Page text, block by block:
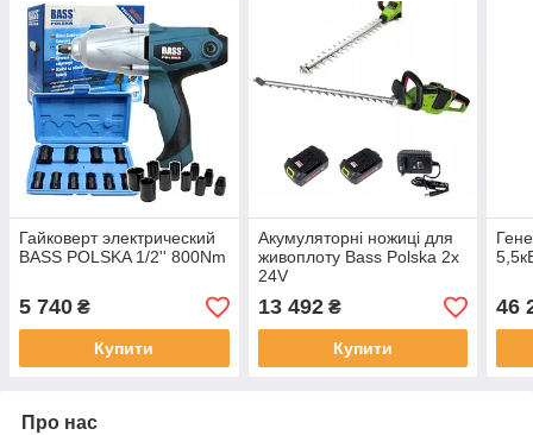
Гайковерт электрический
BASS POLSKA 1/2'' 800Nm
5 740 ₴
Купити
Акумуляторні ножиці для
живоплоту Bass Polska 2x
24V
13 492₴
Купити
46
Про нас